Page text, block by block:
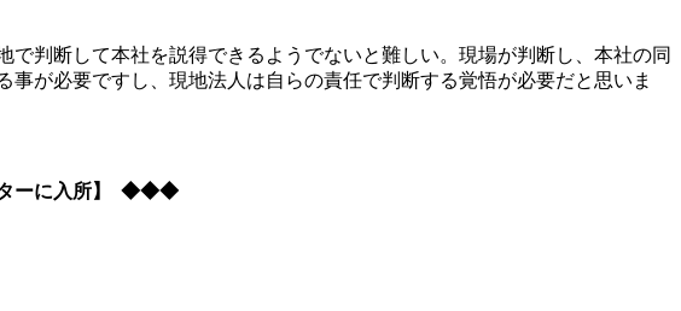
判断して本社を説得できるようでないと難しい。現場が判断し、本社の同
が必要ですし、現地法人は自らの責任で判断する覚悟が必要だと思いま
ターに入所】 ◆◆◆